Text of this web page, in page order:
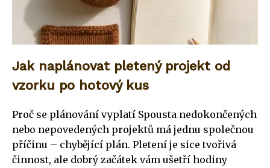
Jak naplánovat pletený projekt od
vzorku po hotový kus
Proč se plánování vyplatí Spousta nedokončených
nebo nepovedených projektů má jednu společnou
příčinu – chybějící plán. Pletení je sice tvořivá
činnost, ale dobrý začátek vám ušetří hodiny